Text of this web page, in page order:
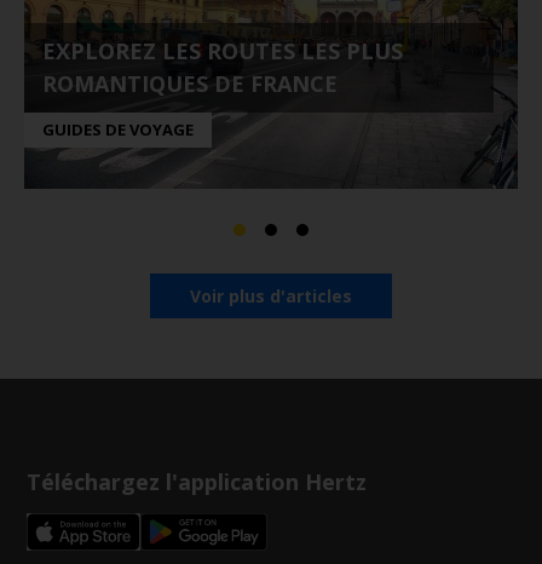
EXPLOREZ LES ROUTES LES PLUS
ROMANTIQUES DE FRANCE
GUIDES DE VOYAGE
Voir plus d'articles
Téléchargez l'application Hertz